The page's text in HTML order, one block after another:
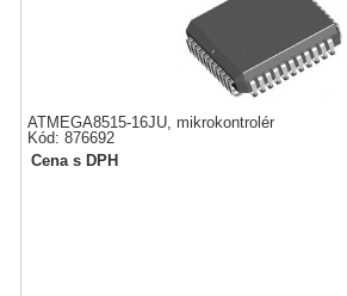
ATMEGA8515-16JU, mikrokontrolér
Kód: 876692
Cena s DPH